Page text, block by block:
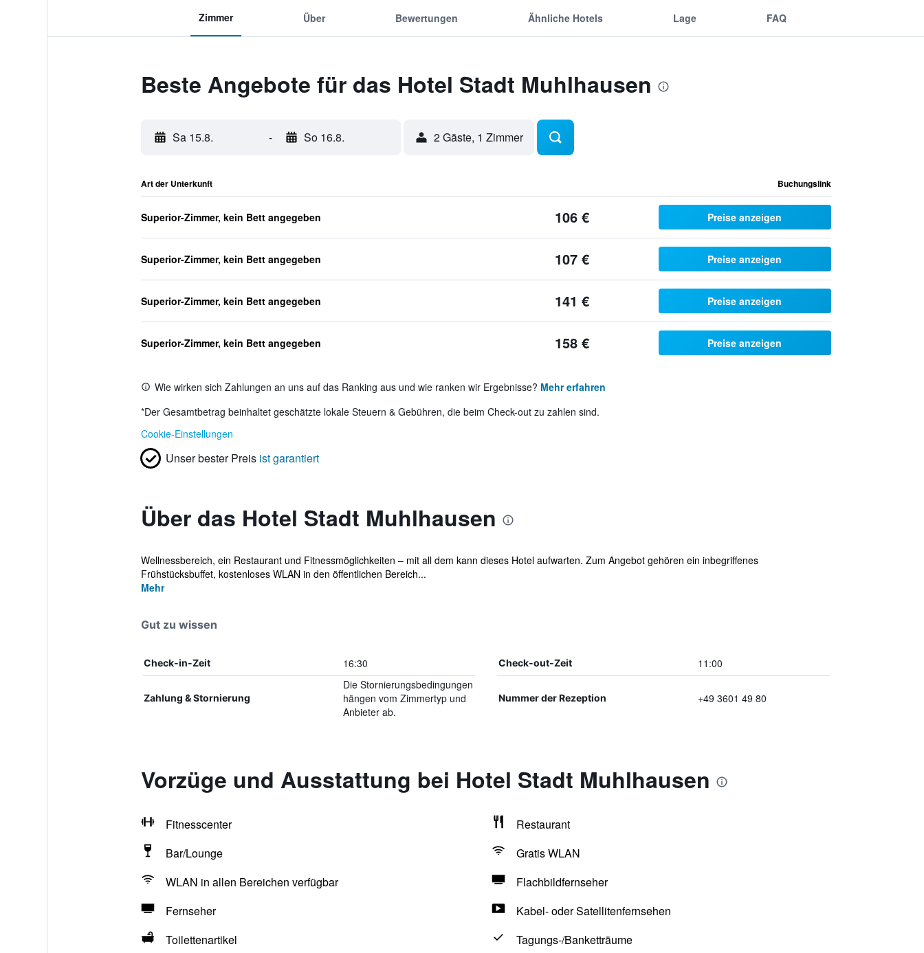
Zimmer Über Bewertungen Ähnliche Hotels Lage FAQ
Beste Angebote für das Hotel Stadt Muhlhausen
Sa 15.8. - So 16.8. 2 Gäste, 1 Zimmer
Art der Unterkunft Buchungslink
Superior-Zimmer, kein Bett angegeben 106 € Preise anzeigen
Superior-Zimmer, kein Bett angegeben 107 € Preise anzeigen
Superior-Zimmer, kein Bett angegeben 141 € Preise anzeigen
Superior-Zimmer, kein Bett angegeben 158 € Preise anzeigen
Wie wirken sich Zahlungen an uns auf das Ranking aus und wie ranken wir Ergebnisse? Mehr erfahren
*Der Gesamtbetrag beinhaltet geschätzte lokale Steuern & Gebühren, die beim Check-out zu zahlen sind.
Cookie-Einstellungen
Unser bester Preis ist garantiert
Über das Hotel Stadt Muhlhausen
Wellnessbereich, ein Restaurant und Fitnessmöglichkeiten – mit all dem kann dieses Hotel aufwarten. Zum Angebot gehören ein inbegriffenes
Frühstücksbuffet, kostenloses WLAN in den öffentlichen Bereich...
Mehr
Gut zu wissen
Check-in-Zeit 16:30 Check-out-Zeit 11:00
Zahlung & Stornierung
Die Stornierungsbedingungen
hängen vom Zimmertyp und
Anbieter ab.
Nummer der Rezeption +49 3601 49 80
Vorzüge und Ausstattung bei Hotel Stadt Muhlhausen
Fitnesscenter
Restaurant
Bar/Lounge
Gratis WLAN
WLAN in allen Bereichen verfügbar
Flachbildfernseher
Fernseher
Kabel- oder Satellitenfernsehen
Toilettenartikel
Tagungs-/Banketträume